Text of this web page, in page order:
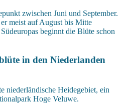
zwischen Juni und September.
meist auf August bis Mitte
beginnt die Blüte schon
in den Niederlanden
niederländische Heidegebiet, ein
Hoge Veluwe.